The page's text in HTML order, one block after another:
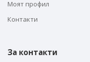
Моят профил
Контакти
За контакти